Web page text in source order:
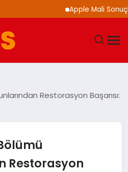
Apple Mali
Restorasyon Başarısı:
Restorasyon